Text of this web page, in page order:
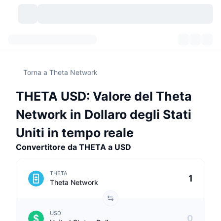
Istantanee storiche
Sblocchi di token
Rendimenti
Risorse del mondo reale
Mercato Spot
N. di criptovalute
Bitcoin Tesorerie
Di tendenza
Nuovo
In Rialzo
Scambi centralizzati
Derivati
Community
Feed
Argomenti
API
Prodotti
Torna a Theta Network
THETA USD: Valore del Theta
Network in Dollaro degli Stati
Uniti in tempo reale
Convertitore da THETA a USD
THETA
Theta Network
USD